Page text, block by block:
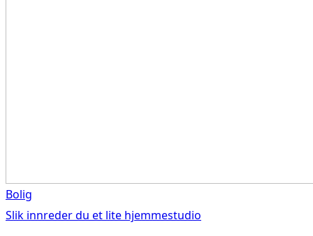
Bolig
Slik innreder du et lite hjemmestudio